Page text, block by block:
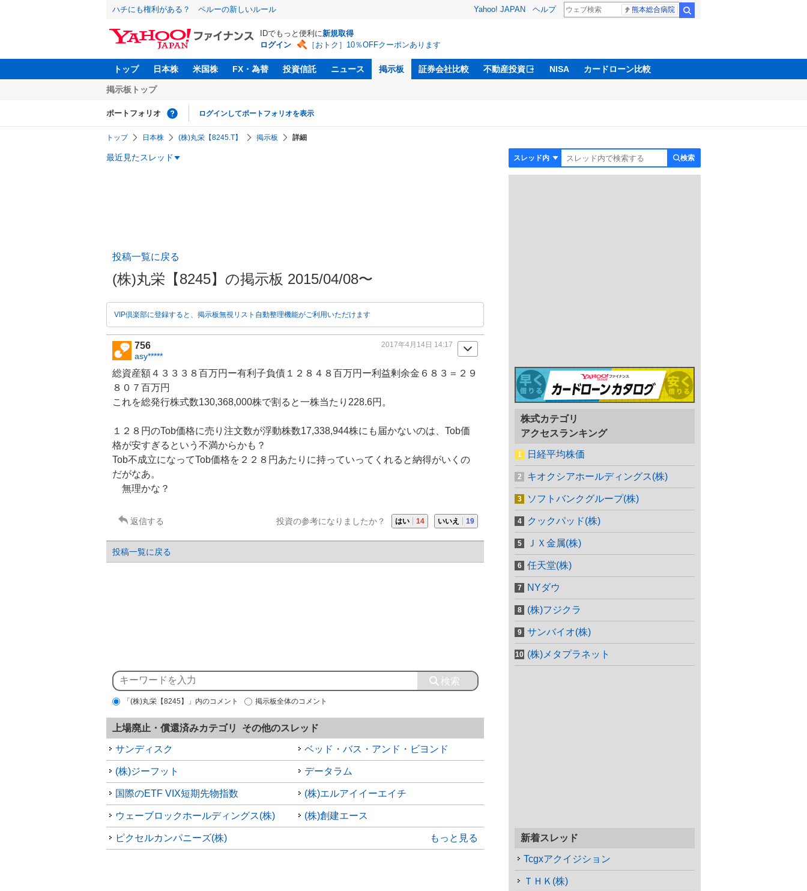
ハチにも権利がある？ ペルーの新しいルール Yahoo! JAPAN ヘルプ 熊本総合病院
IDでもっと便利に新規取得
ログイン
［おトク］10％OFFクーポンあります
トップ 日本株 米国株 FX・為替 投資信託 ニュース 掲示板 証券会社比較 不動産投資 NISA カードローン比較
掲示板トップ
ポートフォリオ ログインしてポートフォリオを表示
トップ 日本株 (株)丸栄【8245.T】 掲示板 詳細
最近見たスレッド 検索
投稿一覧に戻る
(株)丸栄【8245】の掲示板 2015/04/08〜
VIP倶楽部に登録すると、掲示板無視リスト自動整理機能がご利用いただけます
756
asy*****
2017年4月14日 14:17
総資産額４３３３８百万円ー有利子負債１２８４８百万円ー利益剰余金６８３＝２９
８０７百万円
これを総発行株式数130,368,000株で割ると一株当たり228.6円。
１２８円のTob価格に売り注文数が浮動株数17,338,944株にも届かないのは、Tob価
格が安すぎるという不満からかも？
Tob不成立になってTob価格を２２８円あたりに持っていってくれると納得がいくの
だがなあ。
無理かな？
返信する 投資の参考になりましたか？ はい 14 いいえ 19
投稿一覧に戻る
「(株)丸栄【8245】」内のコメント 掲示板全体のコメント
上場廃止・償還済みカテゴリ その他のスレッド
サンディスク ベッド・バス・アンド・ビヨンド
(株)ジーフット データラム
国際のETF VIX短期先物指数 (株)エルアイイーエイチ
ウェーブロックホールディングス(株) (株)創建エース
ピクセルカンパニーズ(株) もっと見る
株式カテゴリ
アクセスランキング
日経平均株価
キオクシアホールディングス(株)
ソフトバンクグループ(株)
クックパッド(株)
ＪＸ金属(株)
任天堂(株)
NYダウ
(株)フジクラ
サンバイオ(株)
(株)メタプラネット
新着スレッド
Tcgxアクイジション
ＴＨＫ(株)